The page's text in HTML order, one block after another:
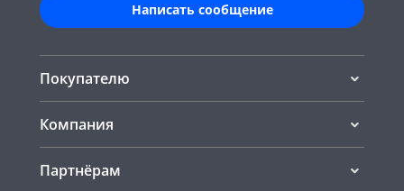
Написать сообщение
Покупателю
Компания
Партнёрам